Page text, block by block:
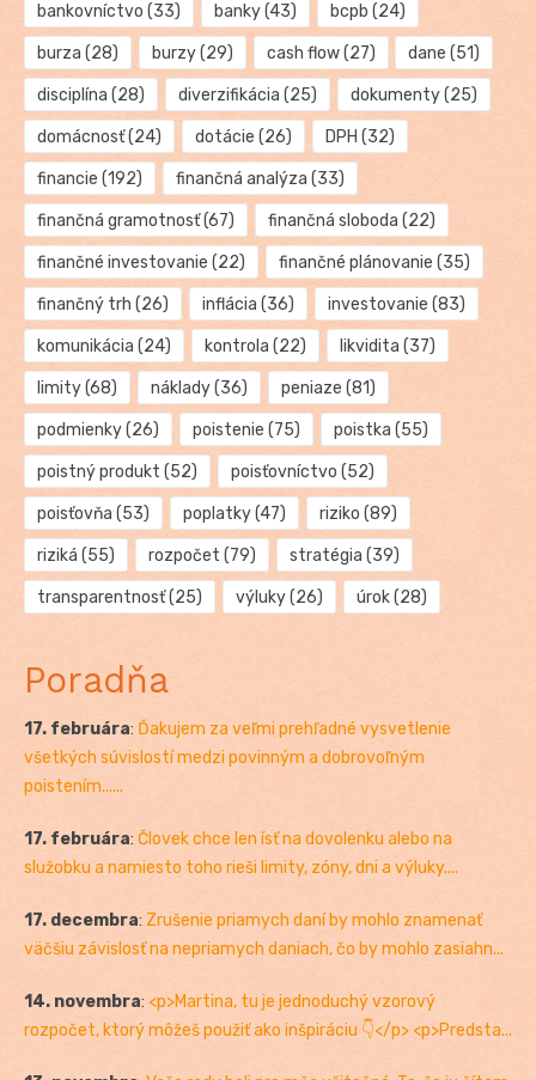
bankovníctvo (33) banky(43) bcpb (24)
burza (28) burzy(29) cash flow(27) dane (51)
disciplína (28) diverzifikácia (25) dokumenty(25)
domácnosť(24) dotácie (26) DPH (32)
financie (192) finančná analýza (33)
finančná gramotnosť(67) finančná sloboda (22)
finančné investovanie (22) finančné plánovanie (35)
finančný trh (26) inflácia (36) investovanie (83)
komunikácia (24) kontrola (22) likvidita (37)
limity(68) náklady(36) peniaze (81)
podmienky(26) poistenie (75) poistka (55)
poistný produkt (52) poisťovníctvo (52)
poisťovňa (53) poplatky(47) riziko (89)
riziká (55) rozpočet (79) stratégia (39)
transparentnosť(25) výluky(26) úrok(28)
Poradňa
17. februára: Ďakujem za veľmi prehľadné vysvetlenie
všetkých súvislostí medzi povinným a dobrovoľným
poistením......
17. februára: Človek chce len ísť na dovolenku alebo na
služobku a namiesto toho rieši limity, zóny, dni a výluky....
17. decembra: Zrušenie priamych daní by mohlo znamenať
väčšiu závislosť na nepriamych daniach, čo by mohlo zasiahn...
14. novembra: <p>Martina, tu je jednoduchý vzorový
rozpočet, ktorý môžeš použiť ako inšpiráciu 👇</p> <p>Predsta...